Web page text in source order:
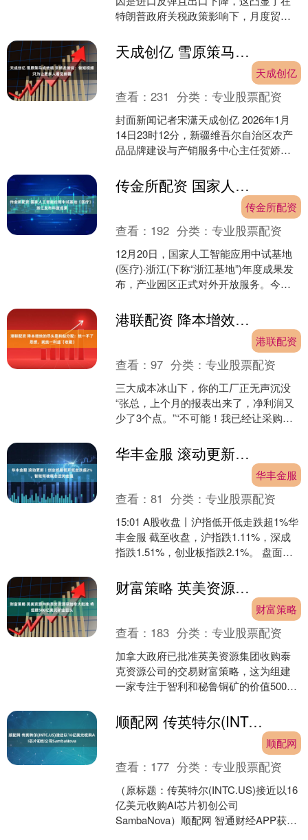
特朗普政府关税政策影响下，月度贸易
服务出口价值下....
天成创亿 雪原策马成绝唱 贺娇龙曾说：做短视频只为让更多人看见新疆
天成创亿
查看：231 分类：专业股票配资
封面新闻记者宋潇天成创亿 2026年1月
14日23时12分，新疆维吾尔自治区农产
品品牌建设与产销服务中心主任贺娇龙
岁。 据新....
传金所配资 国家人工智能应用中试基地（医疗）·浙江发布年度成果
传金所配资
查看： 192 分类：专业股票配资
12月20日，国家人工智能应用中试基地
(医疗)·浙江(下称“浙江基地”)年度成果发
布，产业园区正式对外开放服务。今年6
委指导支....
港联配资 降本增效的尽头是利益分配：统一不了思想，就统一利益（收藏）
港联配资
查看：97 分类：专业股票配资
三大成本冰山下，你的工厂正无声沉没
“张总，上个月的报表出来了，净利润又
少了3个点。”“不可能！我已经让采购把
资，车间里的灯都规....
华丰金服 滚动更新丨创业板指低开低走跌超2%，智能驾驶概念逆势走强
华丰金服
查看：81 分类：专业股票配资
15:01 A股收盘丨沪指低开低走跌超1%华
丰金服 截至收盘，沪指跌1.11%，深成
指跌1.51%，创业板指跌2.1%。 盘面
材....
财富策略 英美资源并购泰克资源获加拿大批准 将组建500亿美元矿业巨头
财富策略
查看： 183 分类：专业股票配资
加拿大政府已批准英美资源集团收购泰
克资源公司的交易财富策略，这为组建
一家专注于智利和秘鲁铜矿的价值500亿
拿大投资法》作出的....
顺配网 传英特尔(INTC.US)接近以16亿美元收购AI芯片初创公司SambaNova
顺配网
查看： 177 分类：专业股票配资
（原标题：传英特尔(INTC.US)接近以16
亿美元收购AI芯片初创公司
SambaNova）顺配网 智通财经APP获